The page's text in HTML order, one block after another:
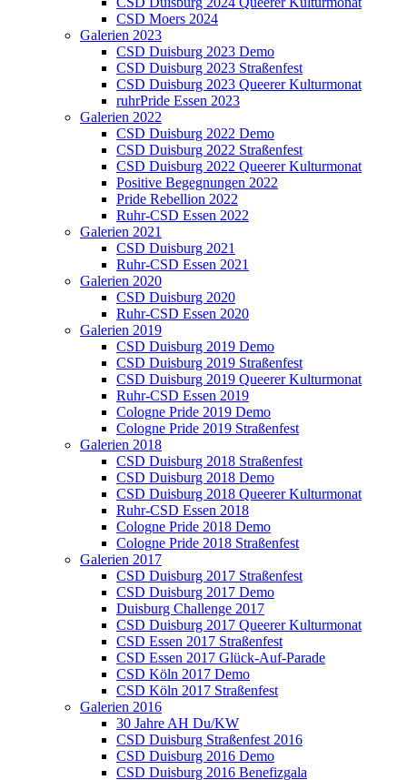
CSD Moers 2024
Galerien 2023
CSD Duisburg 2023 Demo
CSD Duisburg 2023 Straßenfest
CSD Duisburg 2023 Queerer Kulturmonat
ruhrPride Essen 2023
Galerien 2022
CSD Duisburg 2022 Demo
CSD Duisburg 2022 Straßenfest
CSD Duisburg 2022 Queerer Kulturmonat
Positive Begegnungen 2022
Pride Rebellion 2022
Ruhr-CSD Essen 2022
Galerien 2021
CSD Duisburg 2021
Ruhr-CSD Essen 2021
Galerien 2020
CSD Duisburg 2020
Ruhr-CSD Essen 2020
Galerien 2019
CSD Duisburg 2019 Demo
CSD Duisburg 2019 Straßenfest
CSD Duisburg 2019 Queerer Kulturmonat
Ruhr-CSD Essen 2019
Cologne Pride 2019 Demo
Cologne Pride 2019 Straßenfest
Galerien 2018
CSD Duisburg 2018 Straßenfest
CSD Duisburg 2018 Demo
CSD Duisburg 2018 Queerer Kulturmonat
Ruhr-CSD Essen 2018
Cologne Pride 2018 Demo
Cologne Pride 2018 Straßenfest
Galerien 2017
CSD Duisburg 2017 Straßenfest
CSD Duisburg 2017 Demo
Duisburg Challenge 2017
CSD Duisburg 2017 Queerer Kulturmonat
CSD Essen 2017 Straßenfest
CSD Essen 2017 Glück-Auf-Parade
CSD Köln 2017 Demo
CSD Köln 2017 Straßenfest
Galerien 2016
30 Jahre AH Du/KW
CSD Duisburg Straßenfest 2016
CSD Duisburg 2016 Demo
CSD Duisburg 2016 Benefizgala